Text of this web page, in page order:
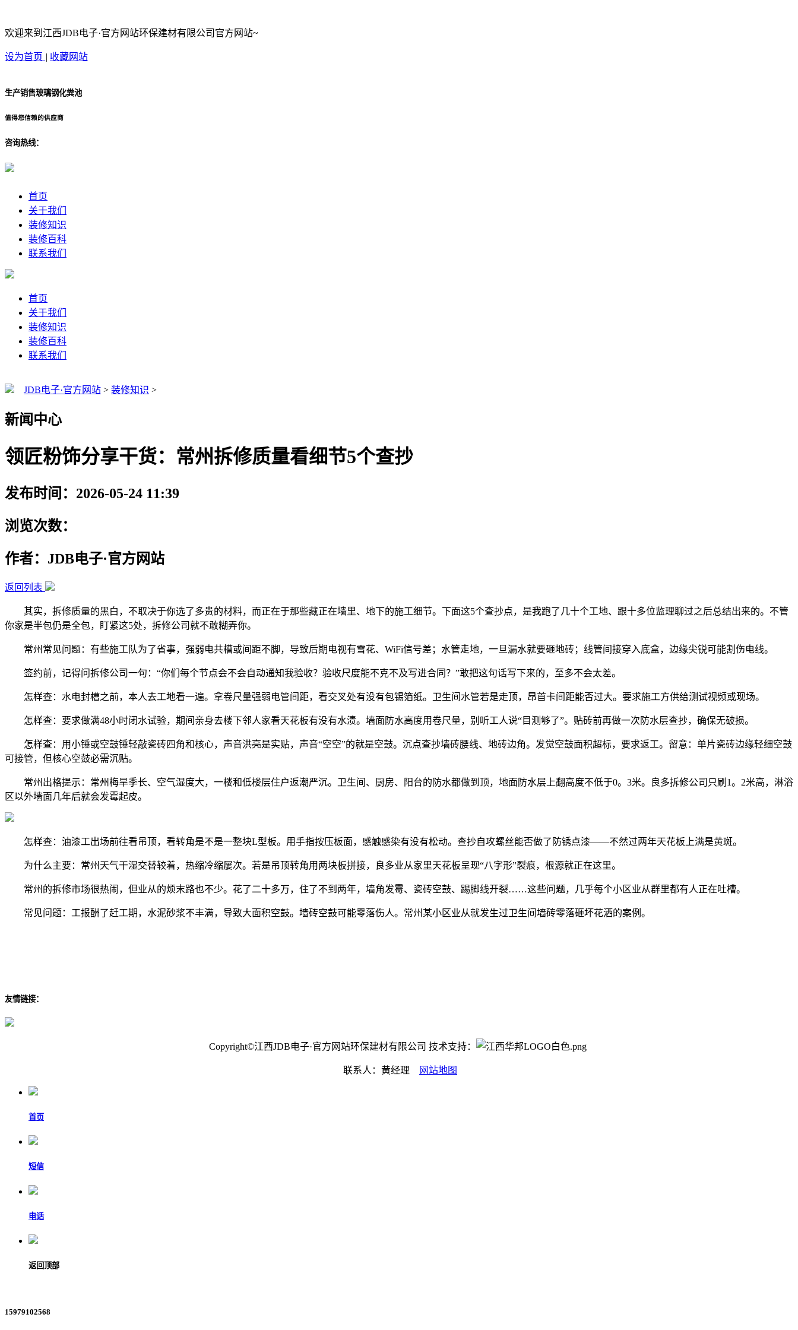
欢迎来到江西JDB电子·官方网站环保建材有限公司官方网站~
设为首页 | 收藏网站
生产销售玻璃钢化粪池
值得您信赖的供应商
咨询热线：
首页
关于我们
装修知识
装修百科
联系我们
首页
关于我们
装修知识
装修百科
联系我们
JDB电子·官方网站 > 装修知识 >
新闻中心
领匠粉饰分享干货：常州拆修质量看细节5个查抄
发布时间：2026-05-24 11:39
浏览次数：
作者：JDB电子·官方网站
返回列表
其实，拆修质量的黑白，不取决于你选了多贵的材料，而正在于那些藏正在墙里、地下的施工细节。下面这5个查抄点，是我跑了几十个工地、跟十多位监理聊过之后总结出来的。不管
你家是半包仍是全包，盯紧这5处，拆修公司就不敢糊弄你。
常州常见问题：有些施工队为了省事，强弱电共槽或间距不脚，导致后期电视有雪花、WiFi信号差；水管走地，一旦漏水就要砸地砖；线管间接穿入底盒，边缘尖锐可能割伤电线。
签约前，记得问拆修公司一句：“你们每个节点会不会自动通知我验收？验收尺度能不克不及写进合同？”敢把这句话写下来的，至多不会太差。
怎样查：水电封槽之前，本人去工地看一遍。拿卷尺量强弱电管间距，看交叉处有没有包锡箔纸。卫生间水管若是走顶，昂首卡间距能否过大。要求施工方供给测试视频或现场。
怎样查：要求做满48小时闭水试验，期间亲身去楼下邻人家看天花板有没有水渍。墙面防水高度用卷尺量，别听工人说“目测够了”。贴砖前再做一次防水层查抄，确保无破损。
怎样查：用小锤或空鼓锤轻敲瓷砖四角和核心，声音洪亮是实贴，声音“空空”的就是空鼓。沉点查抄墙砖腰线、地砖边角。发觉空鼓面积超标，要求返工。留意：单片瓷砖边缘轻细空鼓
可接管，但核心空鼓必需沉贴。
常州出格提示：常州梅旱季长、空气湿度大，一楼和低楼层住户返潮严沉。卫生间、厨房、阳台的防水都做到顶，地面防水层上翻高度不低于0。3米。良多拆修公司只刷1。2米高，淋浴
区以外墙面几年后就会发霉起皮。
怎样查：油漆工出场前往看吊顶，看转角是不是一整块L型板。用手指按压板面，感触感染有没有松动。查抄自攻螺丝能否做了防锈点漆——不然过两年天花板上满是黄斑。
为什么主要：常州天气干湿交替较着，热缩冷缩屡次。若是吊顶转角用两块板拼接，良多业从家里天花板呈现“八字形”裂痕，根源就正在这里。
常州的拆修市场很热闹，但业从的烦末路也不少。花了二十多万，住了不到两年，墙角发霉、瓷砖空鼓、踢脚线开裂……这些问题，几乎每个小区业从群里都有人正在吐槽。
常见问题：工报酬了赶工期，水泥砂浆不丰满，导致大面积空鼓。墙砖空鼓可能零落伤人。常州某小区业从就发生过卫生间墙砖零落砸坏花洒的案例。
友情链接：
Copyright©江西JDB电子·官方网站环保建材有限公司 技术支持：
联系人：黄经理 网站地图
首页
短信
电话
返回顶部
15979102568